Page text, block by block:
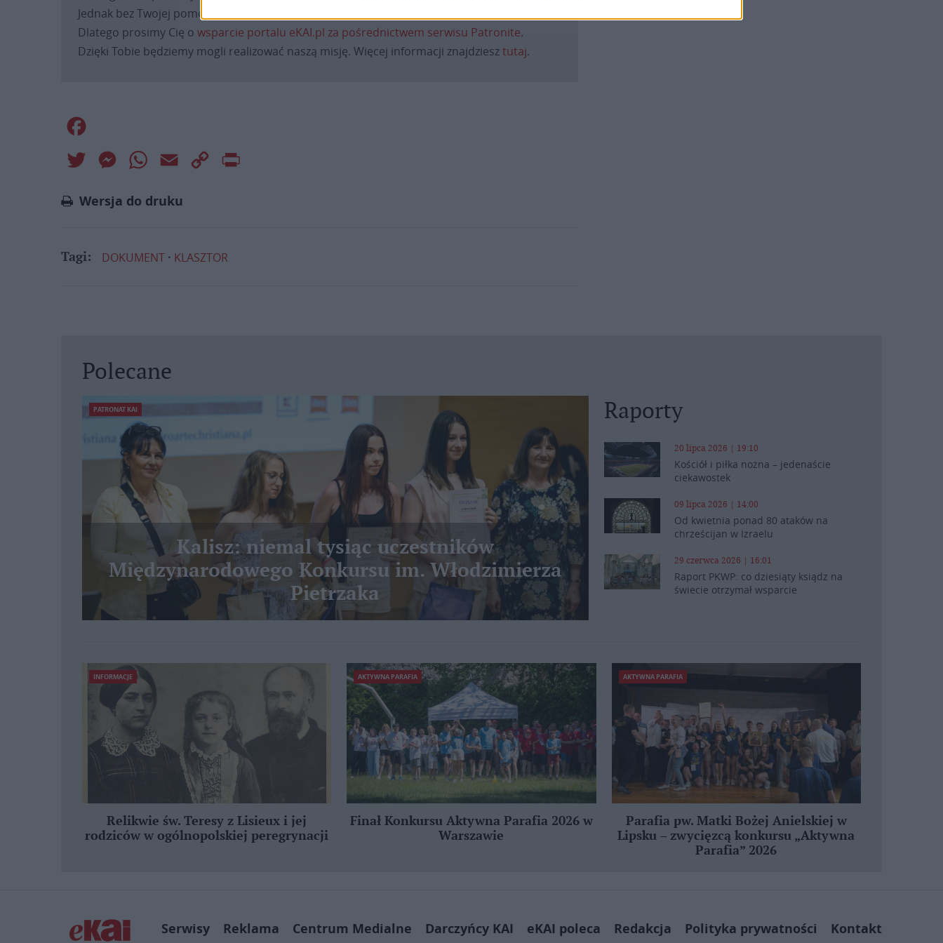
Jednak bez Twojej pomocy sprostanie temu zadaniu będzie coraz trudniejsze.
Dlatego prosimy Cię o wsparcie portalu eKAI.pl za pośrednictwem serwisu Patronite.
Dzięki Tobie będziemy mogli realizować naszą misję. Więcej informacji znajdziesztutaj.
Twitter MessengerWhatsApp
Email
Copy
Wersja do druku
Tagi: DOKUMENT KLASZTOR
Polecane
PATRONAT KAI
Kalisz: niemal tysiąc uczestników
Międzynarodowego Konkursu im. Włodzimierza
Pietrzaka
Raporty
20 lipca 2026 | 19:10
Kościół i piłka nożna – jedenaście
ciekawostek
09 lipca 2026 | 14:00
Od kwietnia ponad 80 ataków na
chrześcijan w Izraelu
29 czerwca 2026 | 16:01
Raport PKWP: co dziesiąty ksiądz na
świecie otrzymał wsparcie
INFORMACJE
Relikwie św. Teresy z Lisieux i jej
rodziców w ogólnopolskiej peregrynacji
AKTYWNA PARAFIA
Finał Konkursu Aktywna Parafia 2026 w
Warszawie
AKTYWNA PARAFIA
Parafia pw. Matki Bożej Anielskiej w
Lipsku – zwycięzcą konkursu „Aktywna
Parafia” 2026
Serwisy Reklama Centrum Medialne Darczyńcy KAI eKAI poleca Redakcja Polityka prywatności Kontakt